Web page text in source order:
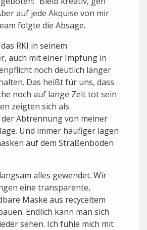
auf jede Akquise von mir
folgte die Absage.
RKI in seinem
auch mit einer Impfung in
noch deutlich länger
Das heißt für uns, dass
noch auf lange Zeit tot sein
zeigten sich als
Abtrennung von meiner
Und immer häufiger lagen
auf dem Straßenboden
alles gewendet. Wir
eine transparente,
Maske aus recyceltem
Endlich kann man sich
sehen. Ich fühle mich mit